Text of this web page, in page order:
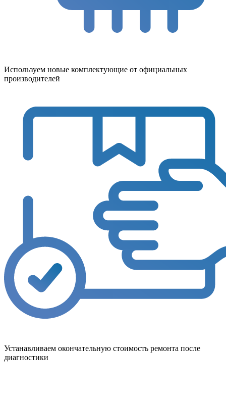
Используем новые комплектующие от официальных
производителей
Устанавливаем окончательную стоимость ремонта после
диагностики